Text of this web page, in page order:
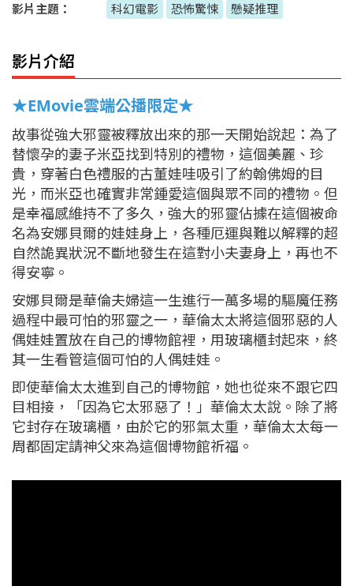
影片主題：
科幻電影 恐怖驚悚 懸疑推理
影片介紹
★EMovie雲端公播限定★
故事從強大邪靈被釋放出來的那一天開始說起：為了
替懷孕的妻子米亞找到特別的禮物，這個美麗、珍
貴，穿著白色禮服的古董娃哇吸引了約翰佛姆的目
光，而米亞也確實非常鍾愛這個與眾不同的禮物。但
是幸福感維持不了多久，強大的邪靈佔據在這個被命
名為安娜貝爾的娃娃身上，各種厄運與難以解釋的超
自然詭異狀況不斷地發生在這對小夫妻身上，再也不
得安寧。
安娜貝爾是華倫夫婦這一生進行一萬多場的驅魔任務
過程中最可怕的邪靈之一，華倫太太將這個邪惡的人
偶娃娃置放在自己的博物館裡，用玻璃櫃封起來，終
其一生看管這個可怕的人偶娃娃。
即使華倫太太進到自己的博物館，她也從來不跟它四
目相接，「因為它太邪惡了！」華倫太太說。除了將
它封存在玻璃櫃，由於它的邪氣太重，華倫太太每一
周都固定請神父來為這個博物館祈福。